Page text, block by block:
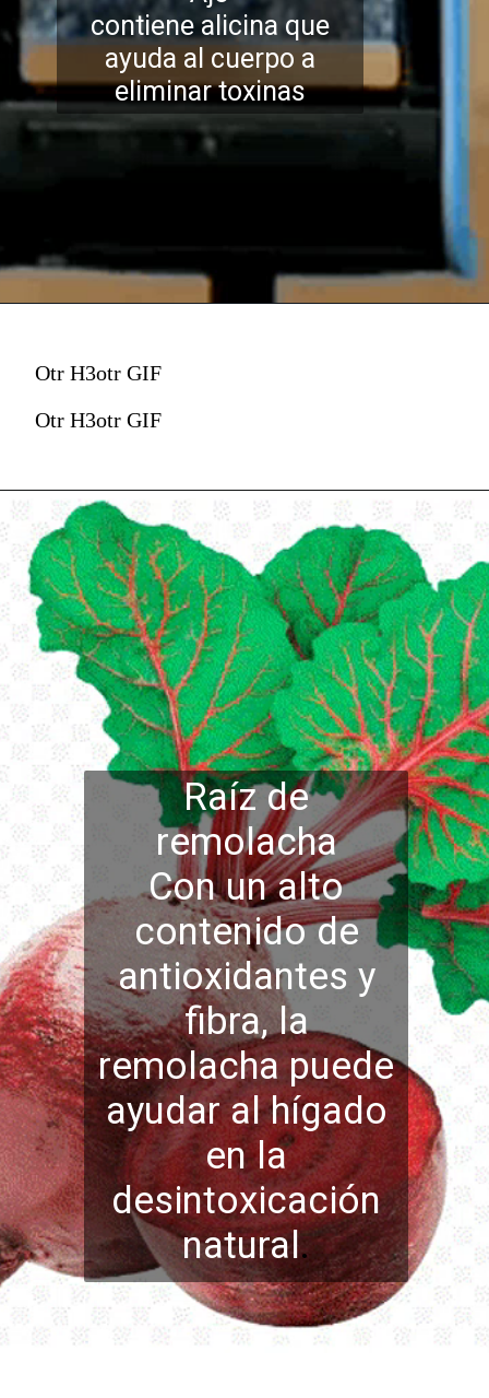
contiene alicina que
ayuda al cuerpo a
eliminar toxinas
Otr H3otr GIF
Otr H3otr GIF
Raíz de
remolacha
Con un alto
contenido de
antioxidantes y
fibra, la
remolacha puede
ayudar al hígado
en la
desintoxicación
natural.